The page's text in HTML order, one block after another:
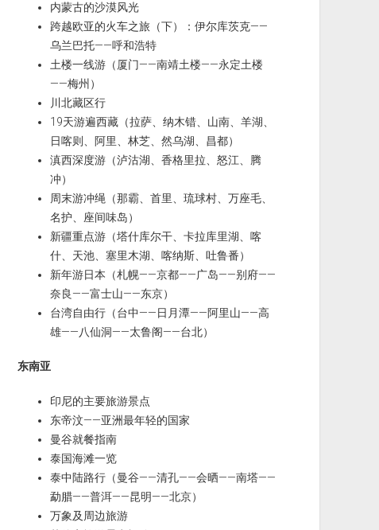
内蒙古的沙漠风光
跨越欧亚的火车之旅（下）：伊尔库茨克——
乌兰巴托——呼和浩特
土楼一线游（厦门——南靖土楼——永定土楼
——梅州）
川北藏区行
19天游遍西藏（拉萨、纳木错、山南、羊湖、
日喀则、阿里、林芝、然乌湖、昌都）
滇西深度游（泸沽湖、香格里拉、怒江、腾
冲）
周末游冲绳（那霸、首里、琉球村、万座毛、
名护、座间味岛）
新疆重点游（塔什库尔干、卡拉库里湖、喀
什、天池、塞里木湖、喀纳斯、吐鲁番）
新年游日本（札幌——京都——广岛——别府——
奈良——富士山——东京）
台湾自由行（台中——日月潭——阿里山——高
雄——八仙洞——太鲁阁——台北）
东南亚
印尼的主要旅游景点
东帝汶——亚洲最年轻的国家
曼谷就餐指南
泰国海滩一览
泰中陆路行（曼谷——清孔——会晒——南塔——
勐腊——普洱——昆明——北京）
万象及周边旅游